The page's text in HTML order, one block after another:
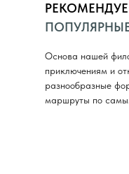
Основа нашей
приключениям и
разнообразные
маршруты по